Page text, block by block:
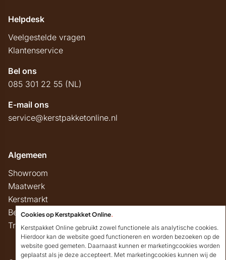
Helpdesk
Veelgestelde vragen
Klantenservice
Bel ons
085 301 22 55 (NL)
E-mail ons
service@kerstpakketonline.nl
Algemeen
Showroom
Maatwerk
Kerstmarkt
Belastingregels
Track & Trace
Cookies op Kerstpakket Online.
Kerstpakket Online gebruikt zowel functionele als analytische cookies.
Hierdoor kan de website goed functioneren en worden bezoeken op de
website goed gemeten. Daarnaast kunnen er marketingcookies worden
geplaatst als je deze accepteert. Met marketingcookies kunnen wij de